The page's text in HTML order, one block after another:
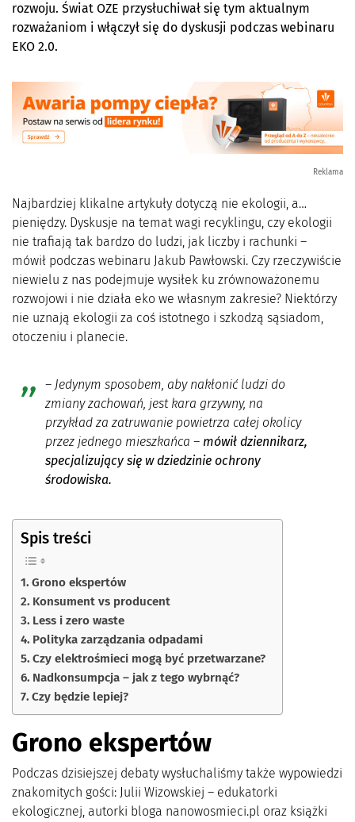
rozwoju. Świat OZE przysłuchiwał się tym aktualnym
rozważaniom i włączył się do dyskusji podczas webinaru
EKO 2.0.
Reklama
Najbardziej klikalne artykuły dotyczą nie ekologii, a…
pieniędzy. Dyskusje na temat wagi recyklingu, czy ekologii
nie trafiają tak bardzo do ludzi, jak liczby i rachunki –
mówił podczas webinaru Jakub Pawłowski. Czy rzeczywiście
niewielu z nas podejmuje wysiłek ku zrównoważonemu
rozwojowi i nie działa eko we własnym zakresie? Niektórzy
nie uznają ekologii za coś istotnego i szkodzą sąsiadom,
otoczeniu i planecie.
– Jedynym sposobem, aby nakłonić ludzi do
zmiany zachowań, jest kara grzywny, na
przykład za zatruwanie powietrza całej okolicy
przez jednego mieszkańca – mówił dziennikarz,
specjalizujący się w dziedzinie ochrony
środowiska.
Spis treści
Grono ekspertów
Konsument vs producent
Less i zero waste
Polityka zarządzania odpadami
Czy elektrośmieci mogą być przetwarzane?
Nadkonsumpcja – jak z tego wybrnąć?
Czy będzie lepiej?
Grono ekspertów
Podczas dzisiejszej debaty wysłuchaliśmy także wypowiedzi
znakomitych gości: Julii Wizowskiej – edukatorki
ekologicznej, autorki bloga nanowosmieci.pl oraz książki